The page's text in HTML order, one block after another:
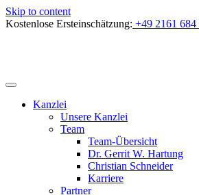
Skip to content
Kostenlose Ersteinschätzung: +49 2161 684
Kanzlei
Unsere Kanzlei
Team
Team-Übersicht
Dr. Gerrit W. Hartung
Christian Schneider
Karriere
Partner